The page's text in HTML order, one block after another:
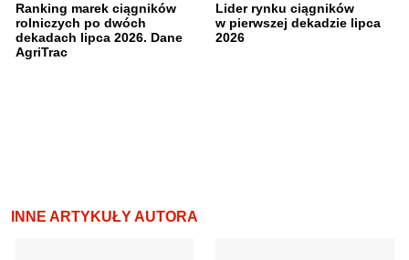
Ranking marek ciągników
rolniczych po dwóch
dekadach lipca 2026. Dane
AgriTrac
Lider rynku ciągników
w pierwszej dekadzie lipca
2026
INNE ARTYKUŁY AUTORA